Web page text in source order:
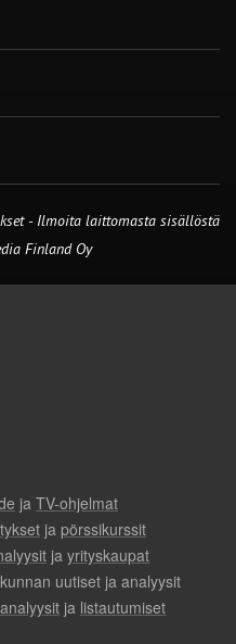
- Ilmoita laittomasta sisällöstä
Finland Oy